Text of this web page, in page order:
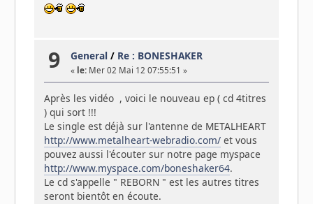
9 General / Re : BONESHAKER
« le: Mer 02 Mai 12 07:55:51 »
Après les vidéo , voici le nouveau ep ( cd 4titres
) qui sort !!!
Le single est déjà sur l'antenne de METALHEART
http://www.metalheart-webradio.com/et vous
pouvez aussi l'écouter sur notre page myspace
http://www.myspace.com/boneshaker64.
Le cd s'appelle " REBORN " est les autres titres
seront bientôt en écoute.